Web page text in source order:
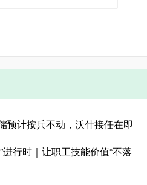
预计按兵不动，沃什接任在即
行时｜让职工技能价值“不落